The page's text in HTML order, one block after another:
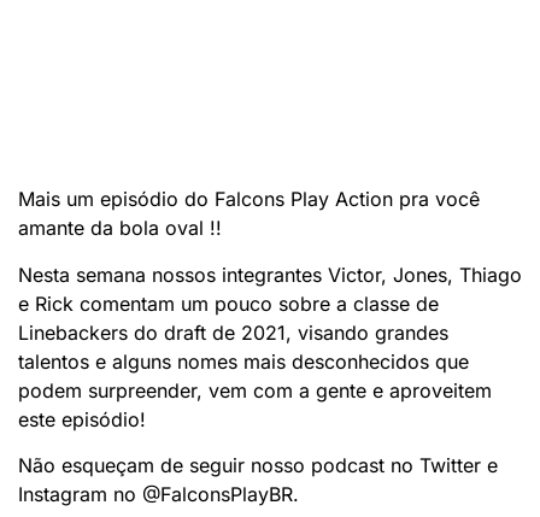
Mais um episódio do Falcons Play Action pra você
amante da bola oval !!
Nesta semana nossos integrantes Victor, Jones, Thiago
e Rick comentam um pouco sobre a classe de
Linebackers do draft de 2021, visando grandes
talentos e alguns nomes mais desconhecidos que
podem surpreender, vem com a gente e aproveitem
este episódio!
Não esqueçam de seguir nosso podcast no Twitter e
Instagram no @FalconsPlayBR.